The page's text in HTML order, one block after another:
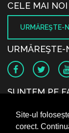
Site-ul
corect.
CELE MAI
URMĂREŞTE-
URMĂREŞTE-
SUNTEM PE